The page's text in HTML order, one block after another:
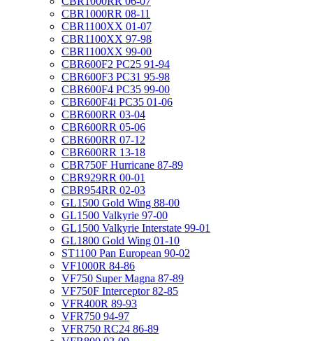
CBR1000RR 08-11
CBR1100XX 01-07
CBR1100XX 97-98
CBR1100XX 99-00
CBR600F2 PC25 91-94
CBR600F3 PC31 95-98
CBR600F4 PC35 99-00
CBR600F4i PC35 01-06
CBR600RR 03-04
CBR600RR 05-06
CBR600RR 07-12
CBR600RR 13-18
CBR750F Hurricane 87-89
CBR929RR 00-01
CBR954RR 02-03
GL1500 Gold Wing 88-00
GL1500 Valkyrie 97-00
GL1500 Valkyrie Interstate 99-01
GL1800 Gold Wing 01-10
ST1100 Pan European 90-02
VF1000R 84-86
VF750 Super Magna 87-89
VF750F Interceptor 82-85
VFR400R 89-93
VFR750 94-97
VFR750 RC24 86-89